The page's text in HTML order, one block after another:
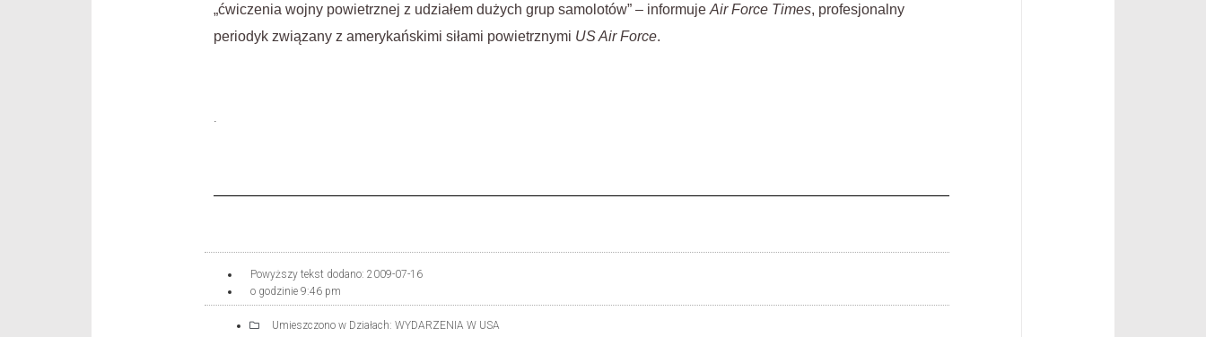
„ćwiczenia wojny powietrznej z udziałem dużych grup samolotów” – informuje Air Force Times, profesjonalny
periodyk związany z amerykańskimi siłami powietrznymi US Air Force.
Powyższy tekst dodano: 2009-07-16
o godzinie 9:46 pm
Umieszczono w Działach: WYDARZENIA W USA